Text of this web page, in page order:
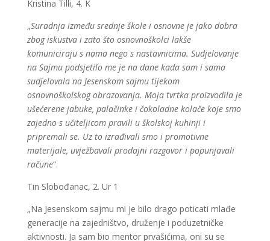
Kristina Tilli, 4. K
„Suradnja između srednje škole i osnovne je jako dobra
zbog iskustva i zato što osnovnoškolci lakše
komuniciraju s nama nego s nastavnicima. Sudjelovanje
na Sajmu podsjetilo me je na dane kada sam i sama
sudjelovala na Jesenskom sajmu tijekom
osnovnoškolskog obrazovanja. Moja tvrtka proizvodila je
ušećerene jabuke, palačinke i čokoladne kolače koje smo
zajedno s učiteljicom pravili u školskoj kuhinji i
pripremali se. Uz to izrađivali smo i promotivne
materijale, uvježbavali prodajni razgovor i popunjavali
račune“.
Tin Slobođanac, 2. Ur 1
„Na Jesenskom sajmu mi je bilo drago poticati mlađe
generacije na zajedništvo, druženje i poduzetničke
aktivnosti. Ja sam bio mentor prvašićima, oni su se